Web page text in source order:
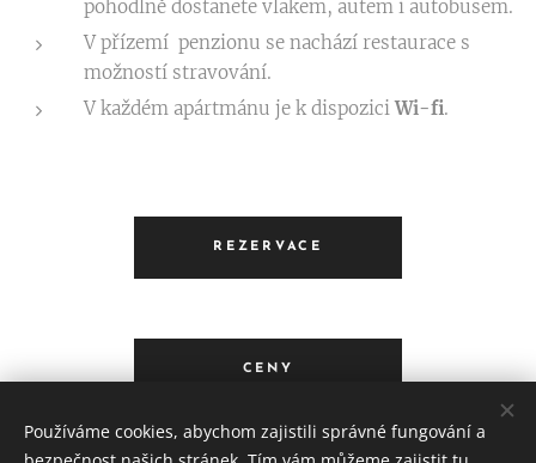
pohodlně dostanete vlakem, autem i autobusem.
V přízemí penzionu se nachází restaurace s
možností stravování.
V každém apártmánu je k dispoziciWi-fi.
REZERVACE
CENY
Používáme cookies, abychom zajistili správné fungování a